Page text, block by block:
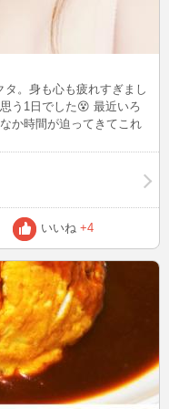
。身も心も疲れすぎまし
う1日でした😵 最近いろ
か時間が迫ってきてこれ
初めての方ともお話しし
じゃなくいちゃいちゃも
かと話したい欲がすご
わでわ(/∀｀*)
いいね +4